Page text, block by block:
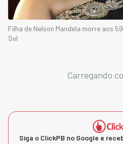
Filha de Nelson Mandela morre aos
Sul
Carregando
Siga o ClickPB no Google e